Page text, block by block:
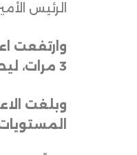
الرئيس
وارتفعت
3 مرات، ليصل إلى أكثر من 28 ألف شخص، وزادت اعتقالات الأشخاص الذين ليس لديهم أي إدانة أو تهم سابقة بنحو 20 ضعفاً